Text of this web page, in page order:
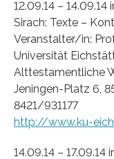
12.09.14 –
Sirach: Texte –
Veranstalter/in:
Universität
Alttestamentliche
Jeningen-Platz 6,
8421/931177
http://www.ku-
14.09.14 – 17.09.14